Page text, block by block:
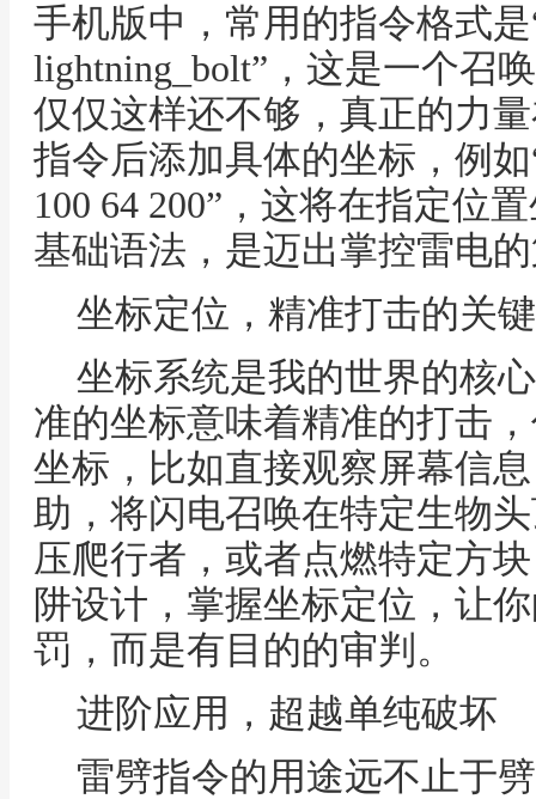
手机版中，常用的指令格式是
lightning_bolt”，这是一个召
仅仅这样还不够，真正的力
指令后添加具体的坐标，例如
100 64 200”，这将在指定位
基础语法，是迈出掌控雷电
坐标定位，精准打击的关键
坐标系统是我的世界的核
准的坐标意味着精准的打击
坐标，比如直接观察屏幕信
助，将闪电召唤在特定生物
压爬行者，或者点燃特定方
阱设计，掌握坐标定位，让
罚，而是有目的的审判。
进阶应用，超越单纯破坏
雷劈指令的用途远不止于